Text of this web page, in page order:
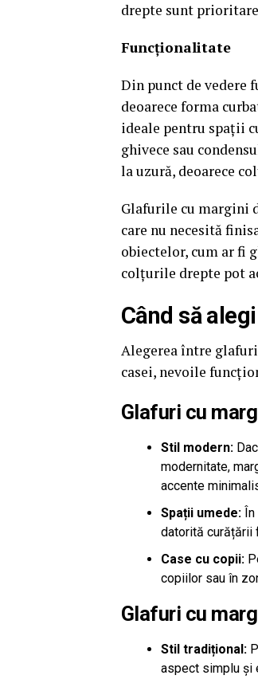
drepte sunt
Funcționalitate
Din punct de vedere
deoarece forma
ideale pentru spații
ghivece sau
la uzură, deoarece
Glafurile cu margini
care nu necesită
obiectelor, cum ar fi
colțurile drepte pot
Când să
Alegerea între
casei, nevoile
Glafuri cu
Stil modern:
modernitate,
accente
Spații umede:
datorită curățării
Case cu copii:
copiilor sau în
Glafuri cu
Stil tradițional:
aspect simplu și